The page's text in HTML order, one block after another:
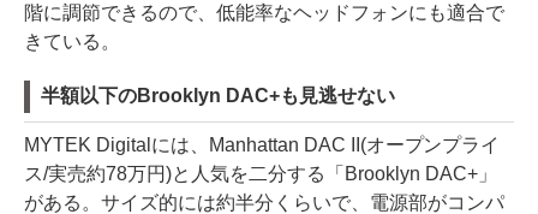
階に調節できるので、低能率なヘッドフォンにも適合で
きている。
半額以下のBrooklyn DAC+も見逃せない
MYTEK Digitalには、Manhattan DAC II(オープンプライ
ス/実売約78万円)と人気を二分する「Brooklyn DAC+」
がある。サイズ的には約半分くらいで、電源部がコンパ